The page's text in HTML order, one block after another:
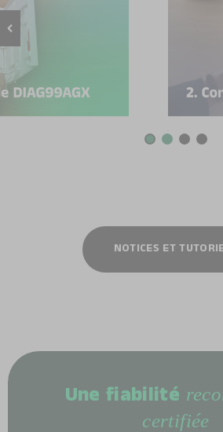
NOTICES ET
Une fiabilité
certifiée